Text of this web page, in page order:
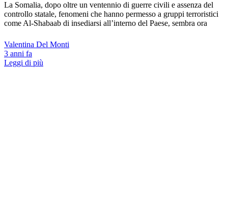
La Somalia, dopo oltre un ventennio di guerre civili e assenza del
controllo statale, fenomeni che hanno permesso a gruppi terroristici
come Al-Shabaab di insediarsi all’interno del Paese, sembra ora
Valentina Del Monti
3 anni fa
Leggi di più